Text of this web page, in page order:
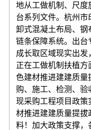
地从工做机制、尺度
台系列文件。杭州
卸式混凝土布局、钢
链条保障系统。出台
成长取区域现实出发
正在工做机制扶植
色建材推进建建质量
购、施工、检测、
现采购工程项目政策
材推进建建质量提拔
料！加大政策支撑，